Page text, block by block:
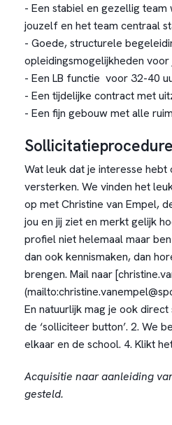
- Een stabiel en gezellig
jouzelf en het team centraal
- Goede, structurele
opleidingsmogelijkheden
- Een LB functie voor 32-40
- Een tijdelijke contract met
- Een fijn gebouw met alle
Sollicitatieprocedure
Wat leuk dat je interesse hebt
versterken. We vinden het
op met Christine van Empel,
jou en jij ziet en merkt gelijk
profiel niet helemaal maar
dan ook kennismaken, dan
brengen. Mail naar
En natuurlijk mag je ook
de ‘solliciteer button’. 2. We
elkaar en de school. 4. Klikt
Acquisitie naar aanleiding
gesteld.